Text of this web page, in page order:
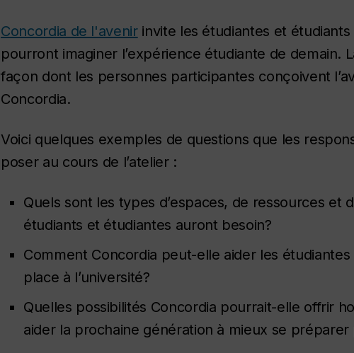
Concordia de l'avenirinvite les étudiantes et
pourront imaginer l’expérience étudiante de demain.
façon dont les personnes participantes conçoivent
Concordia.
Voici quelques exemples de questions que les
poser au cours de l’atelier :
Quels sont les types d’espaces, de ressources et
étudiants et étudiantes auront besoin?
Comment Concordia peut-elle aider les
place à l’université?
Quelles possibilités Concordia pourrait-elle offrir
aider la prochaine génération à mieux se préparer